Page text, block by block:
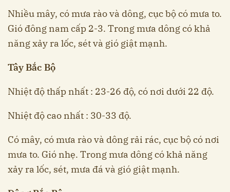
Nhiều mây, có mưa rào và dông, cục bộ có mưa to.
Gió đông nam cấp 2-3. Trong mưa dông có khả
năng xảy ra lốc, sét và gió giật mạnh.
Tây Bắc Bộ
Nhiệt độ thấp nhất : 23-26 độ, có nơi dưới 22 độ.
Nhiệt độ cao nhất : 30-33 độ.
Có mây, có mưa rào và dông rải rác, cục bộ có nơi
mưa to. Gió nhẹ. Trong mưa dông có khả năng
xảy ra lốc, sét, mưa đá và gió giật mạnh.